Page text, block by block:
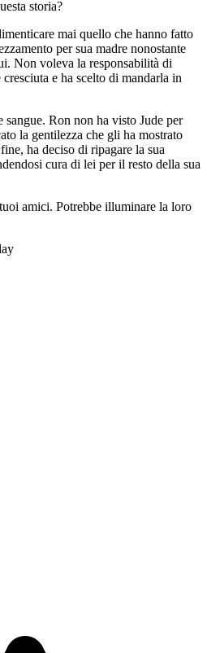
storia?
mai quello che hanno fatto
per sua madre nonostante
Non voleva la responsabilità di
e ha scelto di mandarla in
Ron non ha visto Jude per
la gentilezza che gli ha mostrato
ha deciso di ripagare la sua
cura di lei per il resto della sua
amici. Potrebbe illuminare la loro